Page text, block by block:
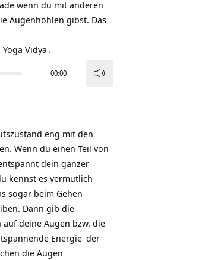
wenn du mit anderen
Augenhöhlen gibst. Das
Yoga Vidya .
00:00
eng mit den
Wenn du einen Teil von
dein ganzer
kennst es vermutlich
sogar beim Gehen
Dann gib die
deine Augen bzw. die
Energie der
die Augen